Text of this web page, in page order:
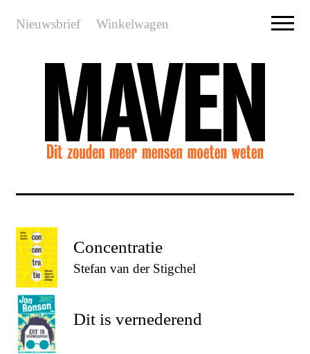
Nieuwsbrief Winkelwagen
Concentratie
Stefan van der Stigchel
Dit is vernederend